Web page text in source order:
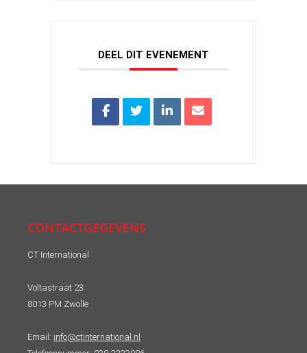
DEEL DIT EVENEMENT
CONTACTGEGEVENS
CT International
Voltastraat 23
8013 PM Zwolle
Email: info@ctinternational.nl